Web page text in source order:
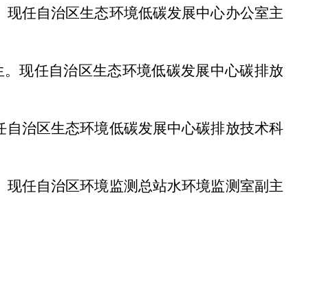
任自治区生态环境低碳发展中心办公室主
现任自治区生态环境低碳发展中心碳排放
治区生态环境低碳发展中心碳排放技术科
任自治区环境监测总站水环境监测室副主